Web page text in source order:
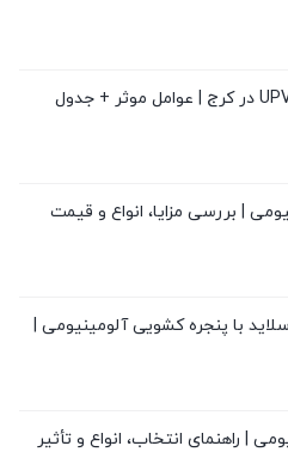
قیمت پنجره دوجداره UPVC در کرج | عوامل موثر + جدول
| بررسی مزایا، انواع و قیمت
با پنجره کشویی آلومینیومی |
| راهنمای انتخاب، انواع و تأثیر